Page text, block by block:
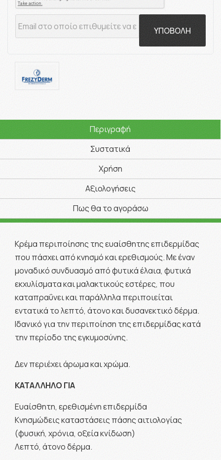
ΥΠΟΒΟΛΗ
Περιγραφή
Συστατικά
Χρήση
Αξιολογήσεις
Πως θα το αγοράσω
Κρέμα περιποίησης της ευαίσθητης επιδερμίδας
που πάσχει από κνησμό και ερεθισμούς. Με έναν
μοναδικό συνδυασμό από φυτικά έλαια, φυτικά
εκχυλίσματα και μαλακτικούς εστέρες, που
καταπραΰνει και παράλληλα περιποιείται
εντατικά το λεπτό, άτονο και δυσανεκτικό δέρμα.
Ιδανικό για την περιποίηση της επιδερμίδας κατά
την περίοδο της εγκυμοσύνης.
Δεν περιέχει άρωμα και χρώμα.
ΚΑΤΑΛΛΗΛΟ ΓΙΑ
Ευαίσθητη, ερεθισμένη επιδερμίδα
Κνησμώδεις καταστάσεις πάσης αιτιολογίας
(φυσική, χρόνια, οξεία κνίδωση)
Λεπτό, άτονο δέρμα.